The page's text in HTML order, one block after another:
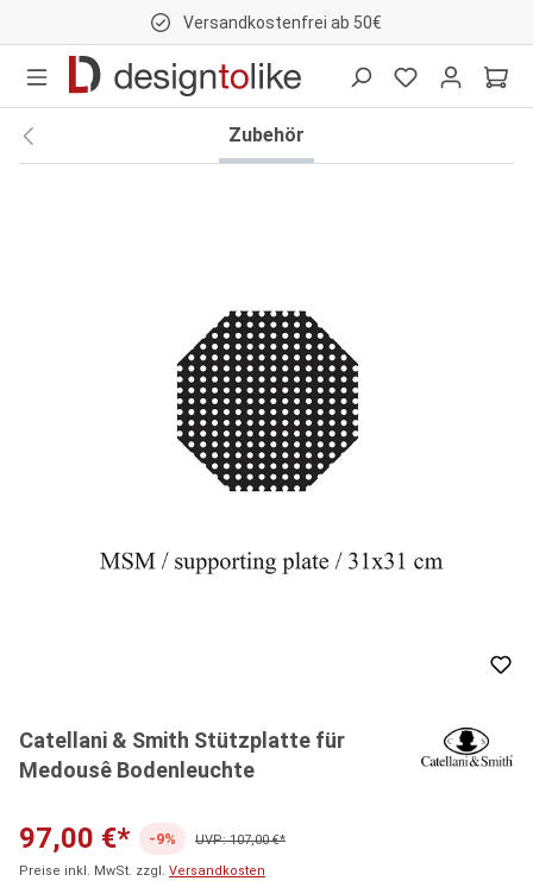
Versandkostenfrei ab 50€
Zubehör
Catellani & Smith Stützplatte für
Medousê Bodenleuchte
97,00 €* -9%
UVP: 107,00 €*
Preise inkl. MwSt. zzgl. Versandkosten